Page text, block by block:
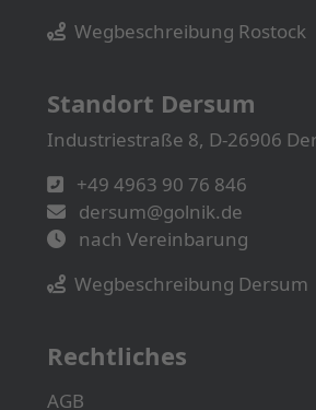
Wegbeschreibung Rostock
Standort Dersum
Industriestraße 8, D-26906
+49 4963 90 76 846
dersum@golnik.de
nach Vereinbarung
Wegbeschreibung Dersum
Rechtliches
AGB